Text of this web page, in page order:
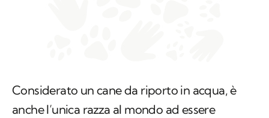
Considerato un cane da riporto in acqua, è
anche l’unica razza al mondo ad essere